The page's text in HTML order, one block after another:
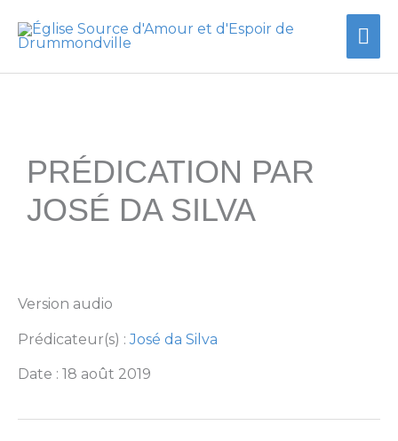
PRÉDICATION PAR
JOSÉ DA SILVA
Version audio
Prédicateur(s) :José da Silva
Date : 18 août 2019